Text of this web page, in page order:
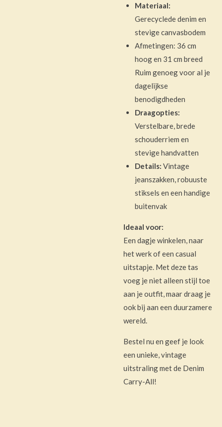
Materiaal:
Gerecyclede denim en
stevige canvasbodem
Afmetingen: 36 cm
hoog en 31 cm breed
Ruim genoeg voor al je
dagelijkse
benodigdheden
Draagopties:
Verstelbare, brede
schouderriem en
stevige handvatten
Details: Vintage
jeanszakken, robuuste
stiksels en een handige
buitenvak
Ideaal voor:
Een dagje winkelen, naar
het werk of een casual
uitstapje. Met deze tas
voeg je niet alleen stijl toe
aan je outfit, maar draag je
ook bij aan een duurzamere
wereld.
Bestel nu en geef je look
een unieke, vintage
uitstraling met de Denim
Carry-All!